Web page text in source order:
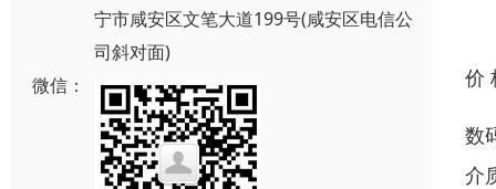
宁市咸安区文笔大道199号(咸安区电信公
司斜对面)
微信：
价
数
介